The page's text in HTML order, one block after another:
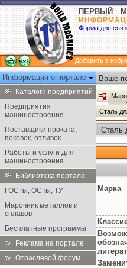
ПЕРВЫЙ
Форма для
Добавить в
Информация о портале
Каталоги предприятий
Предприятия
машиностроения
Поставщики проката,
поковок, отливок
Работы и услуги для
машиностроения
Библиотека портала
ГОСТы, ОСТы, ТУ
Марочник металлов и
сплавов
Бесплатные программы
Реклама на портале
Отраслевой форум
Ваше
Сталь
Сталь
Марка